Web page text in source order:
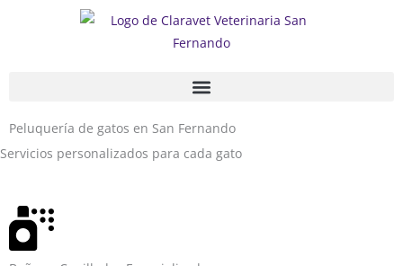
Peluquería de gatos en San Fernando
Servicios personalizados para cada gato